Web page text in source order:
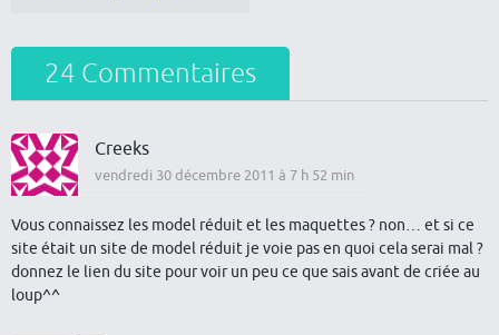
24 Commentaires
Creeks
vendredi 30 décembre 2011 à 7 h 52 min
Vous connaissez les model réduit et les maquettes ? non… et si ce
site était un site de model réduit je voie pas en quoi cela serai mal ?
donnez le lien du site pour voir un peu ce que sais avant de criée au
loup^^